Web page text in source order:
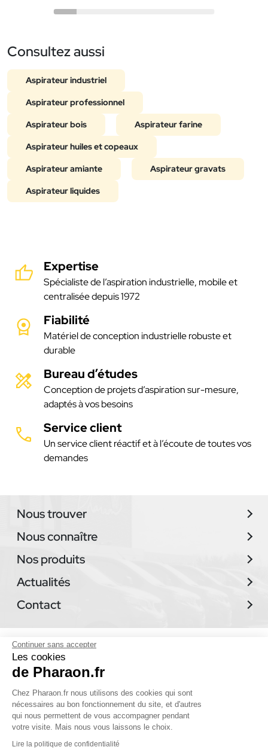
Consultez aussi
Aspirateur industriel
Aspirateur professionnel
Aspirateur bois Aspirateur farine
Aspirateur huiles et copeaux
Aspirateur amiante Aspirateur gravats
Aspirateur liquides
Expertise
Spécialiste de l’aspiration industrielle, mobile et
centralisée depuis 1972
Fiabilité
Matériel de conception industrielle robuste et
durable
Bureau d’études
Conception de projets d’aspiration sur-mesure,
adaptés à vos besoins
Service client
Un service client réactif et à l’écoute de toutes vos
demandes
Nous trouver
Nous connaître
Nos produits
Actualités
Contact
© 2026 Pharaon - Tous droits réservés
Continuer sans accepter
Les cookies
de Pharaon.fr
Chez Pharaon.fr nous utilisons des cookies qui sont
nécessaires au bon fonctionnement du site, et d'autres
qui nous permettent de vous accompagner pendant
votre visite. Mais nous vous laissons le choix.
Lire la politique de confidentialité